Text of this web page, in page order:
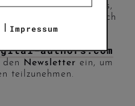
im gesamten Prozess,
sichtbar wirst und dich
Autor:in nennst.
authors.com
Newsletter ein, um
teilzunehmen.
| Impressum